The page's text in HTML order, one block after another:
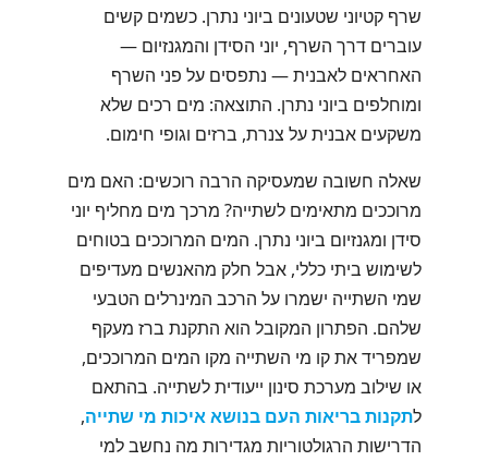
שרף קטיוני שטעונים ביוני נתרן. כשמים קשים
עוברים דרך השרף, יוני הסידן והמגנזיום —
האחראים לאבנית — נתפסים על פני השרף
ומוחלפים ביוני נתרן. התוצאה: מים רכים שלא
משקעים אבנית על צנרת, ברזים וגופי חימום.
שאלה חשובה שמעסיקה הרבה רוכשים: האם מים
מרוככים מתאימים לשתייה? מרכך מים מחליף יוני
סידן ומגנזיום ביוני נתרן. המים המרוככים בטוחים
לשימוש ביתי כללי, אבל חלק מהאנשים מעדיפים
שמי השתייה ישמרו על הרכב המינרלים הטבעי
שלהם. הפתרון המקובל הוא התקנת ברז מעקף
שמפריד את קו מי השתייה מקו המים המרוככים,
או שילוב מערכת סינון ייעודית לשתייה. בהתאם
לתקנות בריאות העם בנושא איכות מי שתייה,
הדרישות הרגולטוריות מגדירות מה נחשב למי